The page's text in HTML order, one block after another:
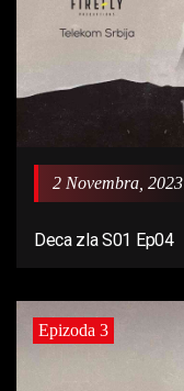
2 Novembra, 2023
Deca zla S01 Ep04
Epizoda 3